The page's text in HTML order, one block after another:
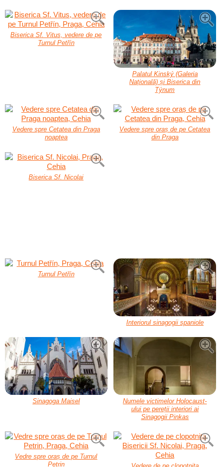
Biserica Sf. Vitus, vedere de pe
Turnul Petřín
Palatul Kinský (Galeria
Națională) și Biserica din
Týnum
Vedere spre Cetatea din Praga
noaptea
Vedere spre oraș de pe Cetatea
din Praga
Biserica Sf. Nicolai
Turnul Petřín
Interiorul sinagogii spaniole
Sinagoga Maisel
Numele victimelor Holocaust-
ului pe pereții interiori ai
Sinagogii Pinkas
Vedre spre oraș de pe Turnul
Petrin